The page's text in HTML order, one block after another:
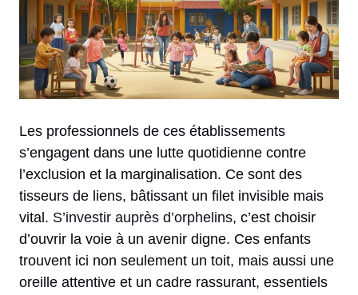
Les professionnels de ces établissements
s’engagent dans une lutte quotidienne contre
l’exclusion et la marginalisation. Ce sont des
tisseurs de liens, bâtissant un filet invisible mais
vital. S’investir auprès d’orphelins, c’est choisir
d’ouvrir la voie à un avenir digne. Ces enfants
trouvent ici non seulement un toit, mais aussi une
oreille attentive et un cadre rassurant, essentiels